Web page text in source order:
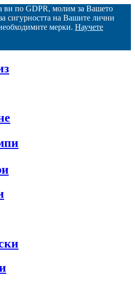
ви по GDPR, молим за Вашето
сигурността на Вашите лични
мерки. Научете